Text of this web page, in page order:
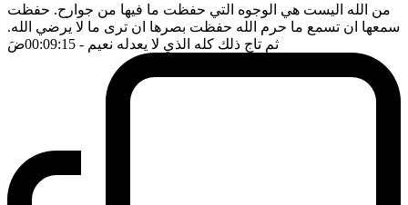
من الله اليست هي الوجوه التي حفظت ما فيها من جوارح. حفظت
سمعها ان تسمع ما حرم الله حفظت بصرها ان ترى ما لا يرضي الله.
ثم تاج ذلك كله الذي لا يعدله نعيم - 00:09:15 ضَ